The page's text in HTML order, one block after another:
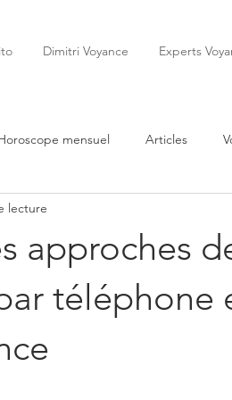
Dimitri Voyance Experts
mensuel Articles
Oracles Février
Voyance
approches
téléphone
lecture